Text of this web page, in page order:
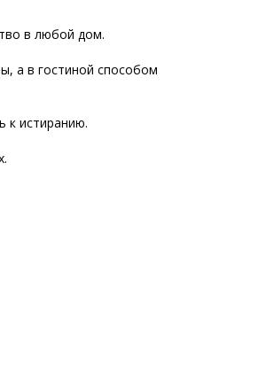
в любой дом.
а в гостиной способом
к истиранию.